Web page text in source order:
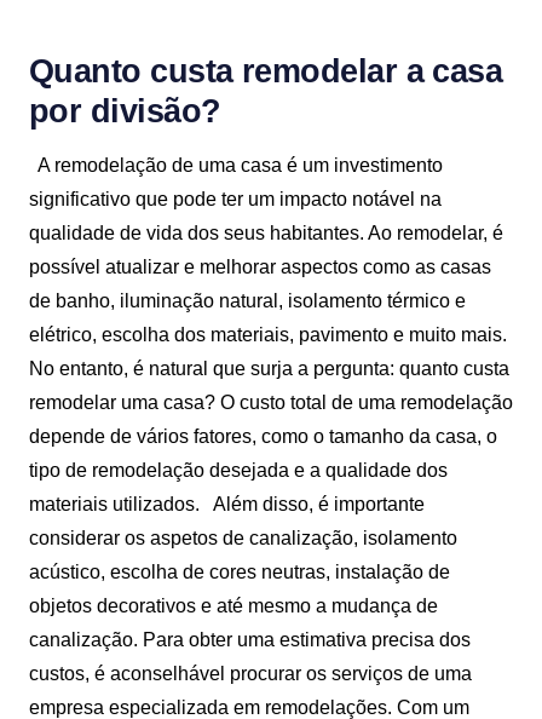
Quanto custa remodelar a casa
por divisão?
A remodelação de uma casa é um investimento
significativo que pode ter um impacto notável na
qualidade de vida dos seus habitantes. Ao remodelar, é
possível atualizar e melhorar aspectos como as casas
de banho, iluminação natural, isolamento térmico e
elétrico, escolha dos materiais, pavimento e muito mais.
No entanto, é natural que surja a pergunta: quanto custa
remodelar uma casa? O custo total de uma remodelação
depende de vários fatores, como o tamanho da casa, o
tipo de remodelação desejada e a qualidade dos
materiais utilizados.
Além disso, é importante
considerar os aspetos de canalização, isolamento
acústico, escolha de cores neutras, instalação de
objetos decorativos e até mesmo a mudança de
canalização. Para obter uma estimativa precisa dos
custos, é aconselhável procurar os serviços de uma
empresa especializada em remodelações. Com um